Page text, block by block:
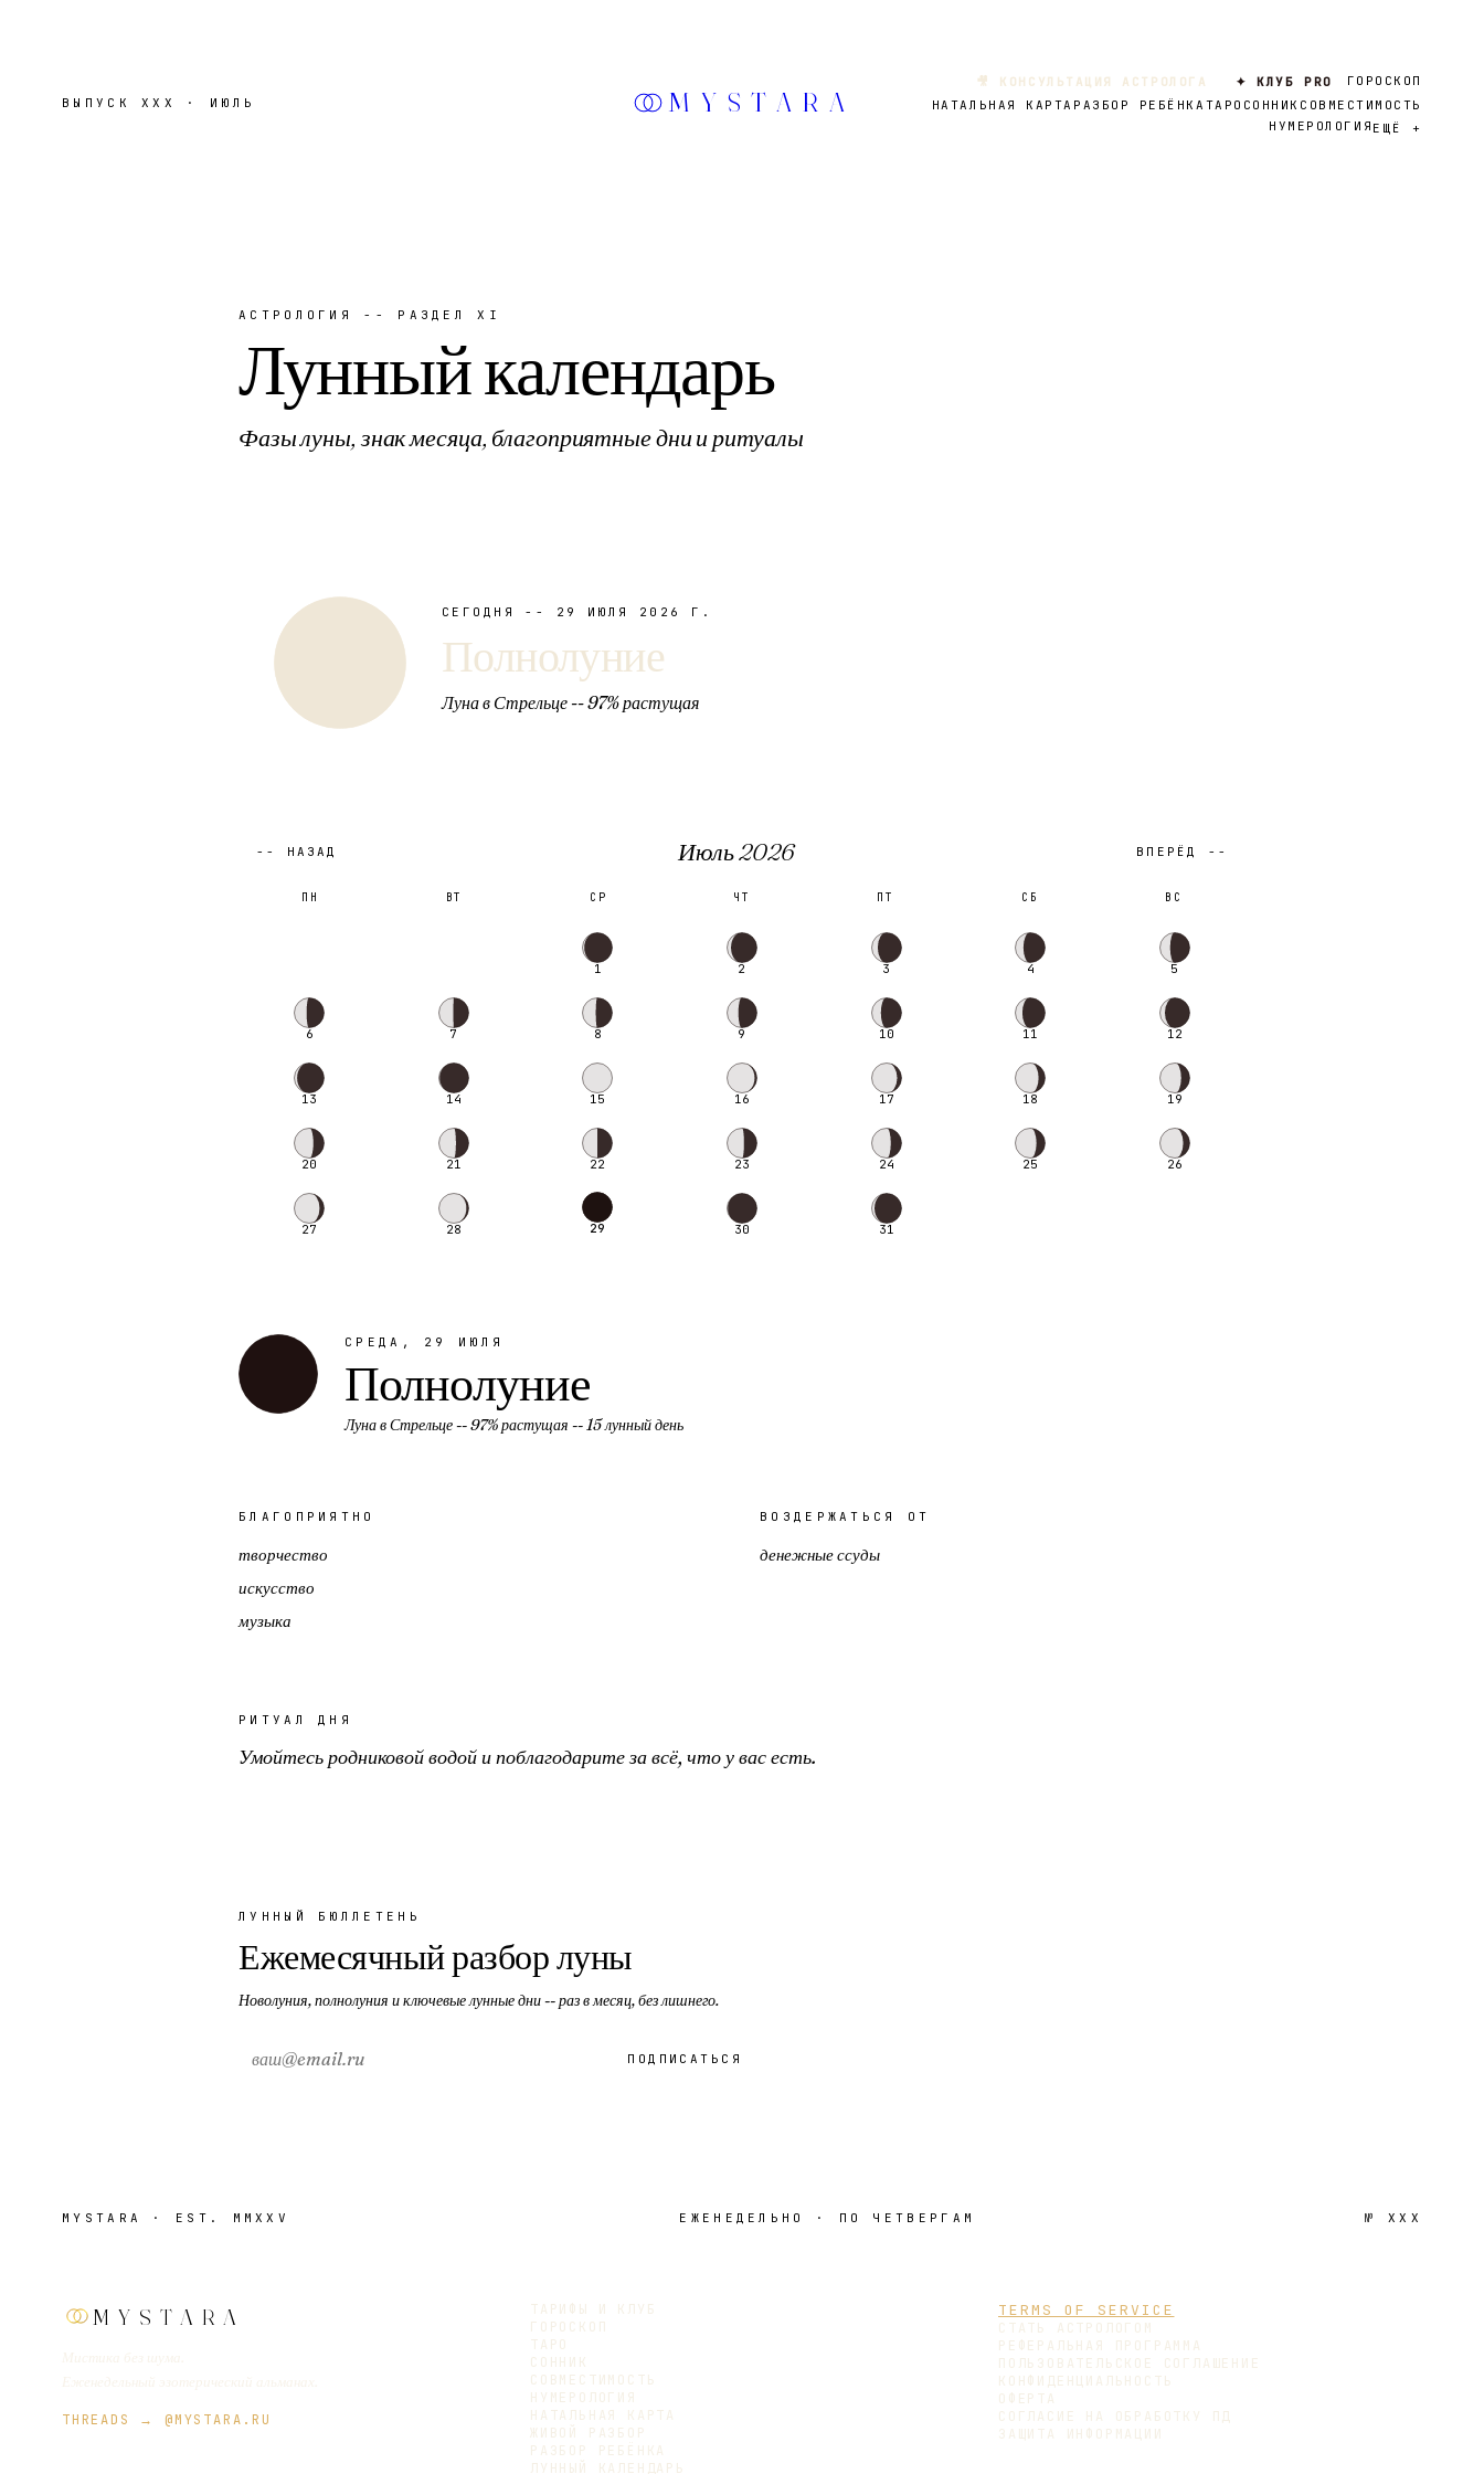
ВЫПУСКXXX · ИЮЛЬ MYSTARA
🎥 КОНСУЛЬТАЦИЯ АСТРОЛОГА ✦ КЛУБ PRO
ГОРОСКОП
НАТАЛЬНАЯ КАРТА РАЗБОР РЕБЁНКА ТАРО СОННИК СОВМЕСТИМОСТЬ
НУМЕРОЛОГИЯ ЕЩЁ +
АСТРОЛОГИЯ -- РАЗДЕЛ XI
Лунный календарь
Фазы луны, знак месяца, благоприятные дни и ритуалы
СЕГОДНЯ -- 29 ИЮЛЯ 2026 Г.
Полнолуние
Луна в Стрельце --97%растущая
-- НАЗАД Июль2026 ВПЕРЁД --
ПН ВТ СР ЧТ ПТ СБ ВС
1 2 3 4 5
6 7 8 9 10 11 12
13 14 15 16 17 18 19
20 21 22 23 24 25 26
27 28 29 30 31
СРЕДА, 29 ИЮЛЯ
Полнолуние
Луна вСтрельце--97%растущая --15лунный день
БЛАГОПРИЯТНО
творчество
искусство
музыка
ВОЗДЕРЖАТЬСЯ ОТ
денежные ссуды
РИТУАЛ ДНЯ
Умойтесь родниковой водой и поблагодарите за всё, что у вас есть.
ЛУННЫЙ БЮЛЛЕТЕНЬ
Ежемесячный разбор луны
Новолуния, полнолуния и ключевые лунные дни -- раз в месяц, без лишнего.
ПОДПИСАТЬСЯ
MYSTARA · EST. MMXXV ЕЖЕНЕДЕЛЬНО · ПО ЧЕТВЕРГАМ №XXX
MYSTARA
THREADS → @MYSTARA.RU
ТАРИФЫ И КЛУБ
ГОРОСКОП
ТАРО
СОННИК
СОВМЕСТИМОСТЬ
НУМЕРОЛОГИЯ
НАТАЛЬНАЯ КАРТА
ЖИВОЙ РАЗБОР
РАЗБОР РЕБЁНКА
ЛУННЫЙ КАЛЕНДАРЬ
TERMS OF SERVICE
СТАТЬ АСТРОЛОГОМ
РЕФЕРАЛЬНАЯ ПРОГРАММА
ПОЛЬЗОВАТЕЛЬСКОЕ СОГЛАШЕНИЕ
КОНФИДЕНЦИАЛЬНОСТЬ
ОФЕРТА
СОГЛАСИЕ НА ОБРАБОТКУ ПД
ЗАЩИТА ИНФОРМАЦИИ